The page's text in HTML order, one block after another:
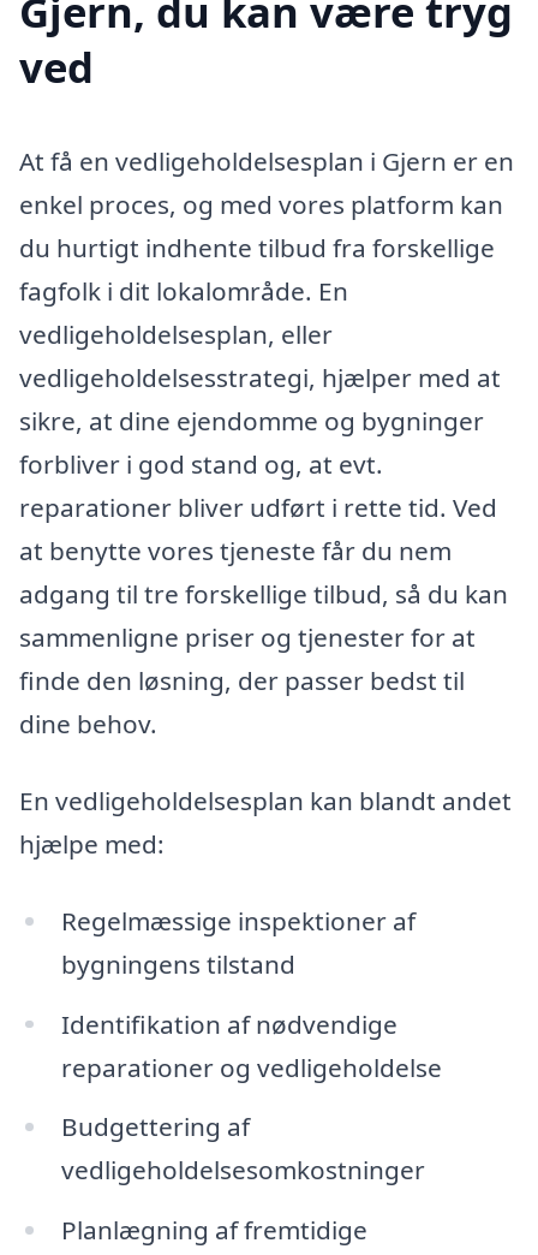
Gjern, du kan være tryg
ved
At få en vedligeholdelsesplan i Gjern er en
enkel proces, og med vores platform kan
du hurtigt indhente tilbud fra forskellige
fagfolk i dit lokalområde. En
vedligeholdelsesplan, eller
vedligeholdelsesstrategi, hjælper med at
sikre, at dine ejendomme og bygninger
forbliver i god stand og, at evt.
reparationer bliver udført i rette tid. Ved
at benytte vores tjeneste får du nem
adgang til tre forskellige tilbud, så du kan
sammenligne priser og tjenester for at
finde den løsning, der passer bedst til
dine behov.
En vedligeholdelsesplan kan blandt andet
hjælpe med:
Regelmæssige inspektioner af
bygningens tilstand
Identifikation af nødvendige
reparationer og vedligeholdelse
Budgettering af
vedligeholdelsesomkostninger
Planlægning af fremtidige